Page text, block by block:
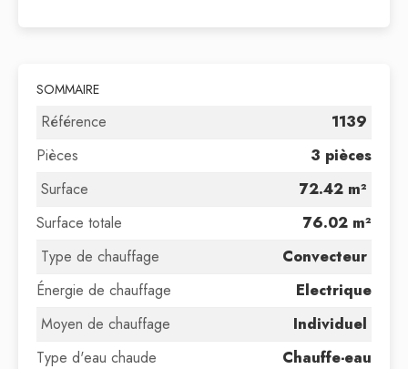
SOMMAIRE
Référence
1139
Pièces
3 pièces
Surface
72.42 m²
Surface totale
76.02 m²
Type de chauffage
Convecteur
Énergie de chauffage
Electrique
Moyen de chauffage
Individuel
Type d'eau chaude
Chauffe-eau